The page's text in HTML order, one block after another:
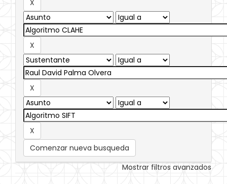
Comenzar nueva busqueda
Mostrar filtros avanzados